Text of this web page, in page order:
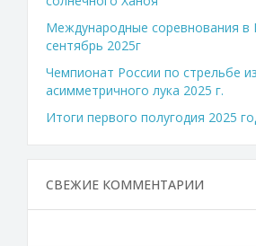
Международные соревнования в
сентябрь 2025г
Чемпионат России по стрельбе из
асимметричного лука 2025 г.
Итоги первого полугодия 2025
СВЕЖИЕ КОММЕНТАРИИ